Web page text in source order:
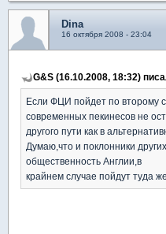
Dina
16 октября 2008 - 23:04
G&S (16.10.2008, 18:32)
Если ФЦИ пойдет по второму
современных пекинесов не
другого пути как в
Думаю,что и поклонники
общественность Англии,в
крайнем случае пойдут туда же.